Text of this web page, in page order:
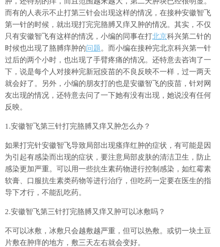
而有的人表示不止打第三针会出现这样的情况，在接种安徽智飞
第一针的时候，就出现打完完胳膊又痒又肿的情况。其实，不仅
只有安徽智飞有这样的情况，小编的同事在打北京科兴第二针的
时候也出现了胳膊痒肿的问题。而小编在接种完北京科兴第一针
过后的两个小时，也出现了手臂疼痛的情况。还特意去咨询了一
下，说是每个人对接种完新冠疫苗的不良反映不一样，过一两天
就会好了。另外，小编的朋友打的也是安徽智飞的疫苗，针对网
友出现的情况，还特意去问了一下她有没有出现，她说没有任何
反映。
1.安徽智飞第三针打完胳膊又痒又肿怎么办？
如果打完针安徽智飞导致局部出现瘙痒红肿的症状，有可能是因
为引起有感染而出现的症状，要注意局部皮肤的清洁卫生，防止
感染更加严重。可以用一些抗生素药物进行控制感染，如红霉素
软膏、口服抗生素类药物等进行治疗，但吃药一定要在医生的指
导下才行，不能乱吃药。
2.安徽智飞第三针打完胳膊又痒又肿可以冰敷吗？
不可以冰敷，冰敷只会越敷越严重，但可以热敷。或切一块土豆
片敷在肿痒的地方，敷三天左右就会变好。